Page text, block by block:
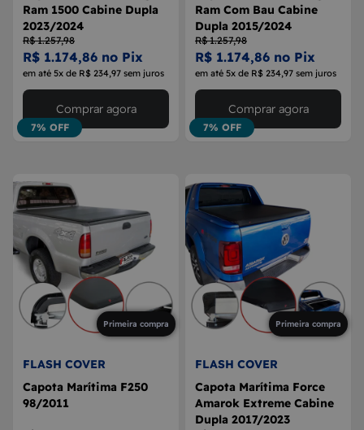
Ram 1500 Cabine Dupla
2023/2024
R$ 1.257,98
R$ 1.174,86 no Pix
em até 5x de R$ 234,97 sem juros
7% OFF
Comprar agora
Ram Com Bau Cabine
Dupla 2015/2024
R$ 1.257,98
R$ 1.174,86 no Pix
em até 5x de R$ 234,97 sem juros
7% OFF
Comprar agora
Primeira compra
FLASH COVER
Capota Marítima F250
98/2011
Primeira compra
FLASH COVER
Capota Marítima Force
Amarok Extreme Cabine
Dupla 2017/2023